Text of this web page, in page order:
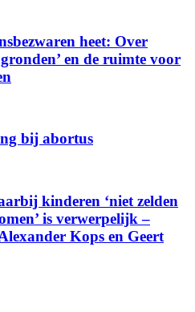
heet: Over
en de ruimte voor
bij abortus
kinderen ‘niet zelden
is verwerpelijk –
Kops en Geert